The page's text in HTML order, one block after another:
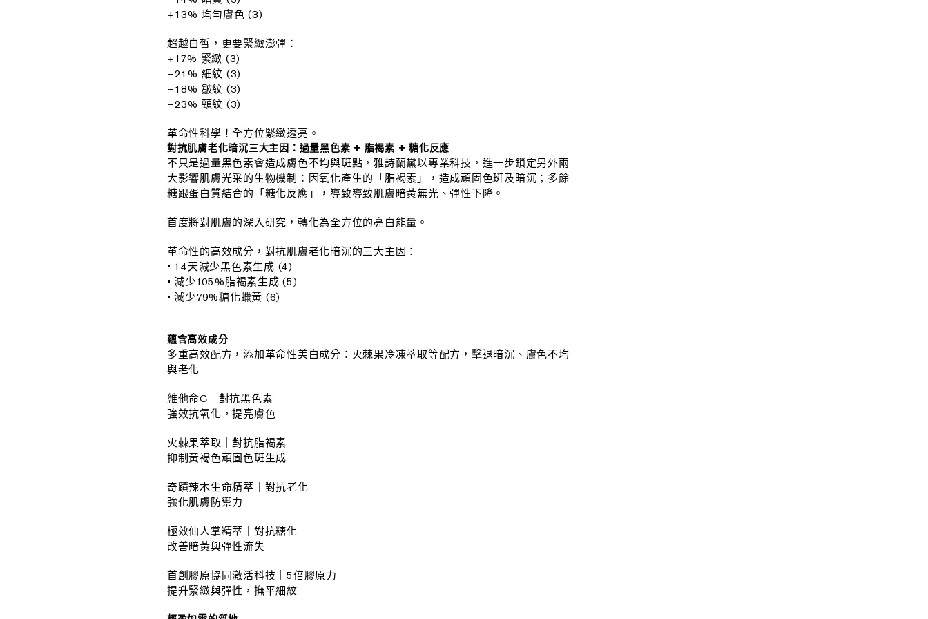
+13% 均勻膚色 (3)
超越白皙，更要緊緻澎彈：
+17% 緊緻 (3)
–21% 細紋 (3)
–18% 皺紋 (3)
–23% 頸紋 (3)
革命性科學！全方位緊緻透亮。
對抗肌膚老化暗沉三大主因：過量黑色素 + 脂褐素 + 糖化反應
不只是過量黑色素會造成膚色不均與斑點，雅詩蘭黛以專業科技，進一步鎖定另外兩
大影響肌膚光采的生物機制：因氧化產生的「脂褐素」，造成頑固色斑及暗沉；多餘
糖跟蛋白質結合的「糖化反應」，導致導致肌膚暗黃無光、彈性下降。
首度將對肌膚的深入研究，轉化為全方位的亮白能量。
革命性的高效成分，對抗肌膚老化暗沉的三大主因：
• 14天減少黑色素生成 (4)
• 減少105%脂褐素生成 (5)
• 減少79%糖化蠟黃 (6)
蘊含高效成分
多重高效配方，添加革命性美白成分：火棘果冷凍萃取等配方，擊退暗沉、膚色不均
與老化
維他命C｜對抗黑色素
強效抗氧化，提亮膚色
火棘果萃取｜對抗脂褐素
抑制黃褐色頑固色斑生成
奇蹟辣木生命精萃｜對抗老化
強化肌膚防禦力
極效仙人掌精萃｜對抗糖化
改善暗黃與彈性流失
首創膠原協同激活科技｜5倍膠原力
提升緊緻與彈性，撫平細紋